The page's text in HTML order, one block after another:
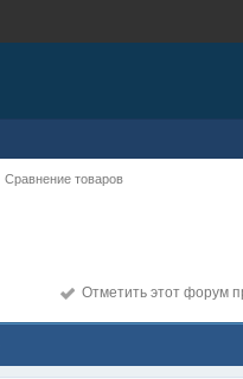
Сравнение товаров
Отметить этот форум